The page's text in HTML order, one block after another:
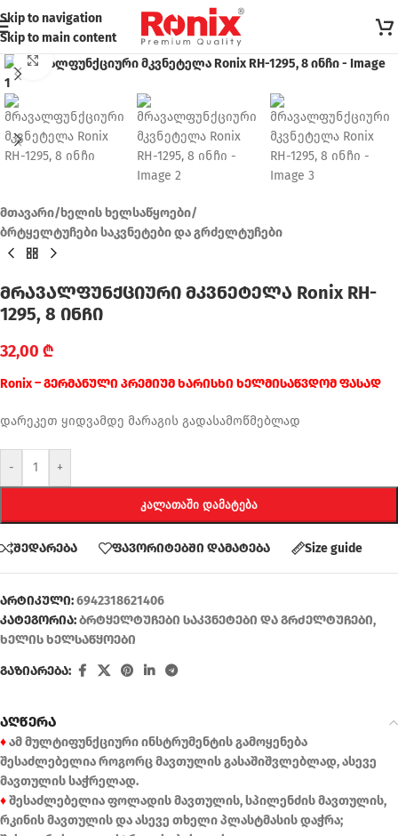
Skip to navigation
Skip to main content
Click to enlarge
მთავარი/ხელის ხელსაწყოები/
ბრტყელტუჩები საკვნეტები და გრძელტუჩები
მრავალფუნქციური მკვნეტელა Ronix RH-
1295, 8 ინჩი
32,00 ₾
Ronix – გერმანული პრემიუმ ხარისხი ხელმისაწვდომ ფასად
დარეკეთ ყიდვამდე მარაგის გადასამოწმებლად
- +
ᲙᲐᲚᲐᲗᲐᲨᲘ ᲓᲐᲛᲐᲢᲔᲑᲐ
შედარება ფავორიტებში დამატება Size guide
არტიკული:6942318621406
კატეგორია:ბრტყელტუჩები საკვნეტები და გრძელტუჩები,
ხელის ხელსაწყოები
გაზიარება:
აღწერა
♦ამ მულტიფუნქციური ინსტრუმენტის გამოყენება
შესაძლებელია როგორც მავთულის გასაშიშვლებლად, ასევე
მავთულის საჭრელად.
♦შესაძლებელია ფოლადის მავთულის, სპილენძის მავთულის,
რკინის მავთულის და ასევე თხელი პლასტმასის დაჭრა;